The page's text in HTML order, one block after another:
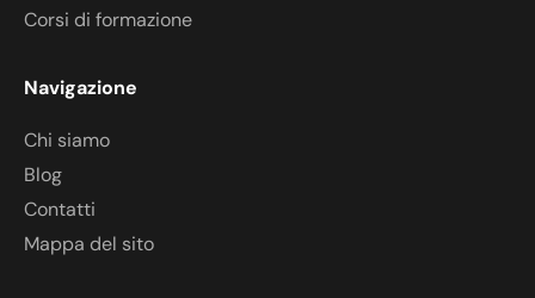
Corsi di formazione
Navigazione
Chi siamo
Blog
Contatti
Mappa del sito